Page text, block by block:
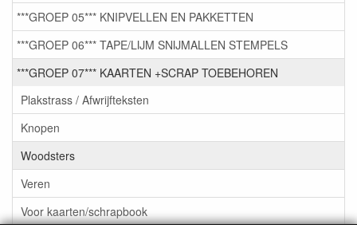
***GROEP 05*** KNIPVELLEN EN PAKKETTEN
***GROEP 06*** TAPE/LIJM SNIJMALLEN STEMPELS
***GROEP 07*** KAARTEN +SCRAP TOEBEHOREN
Plakstrass / Afwrijfteksten
Knopen
Woodsters
Veren
Voor kaarten/schrapbook